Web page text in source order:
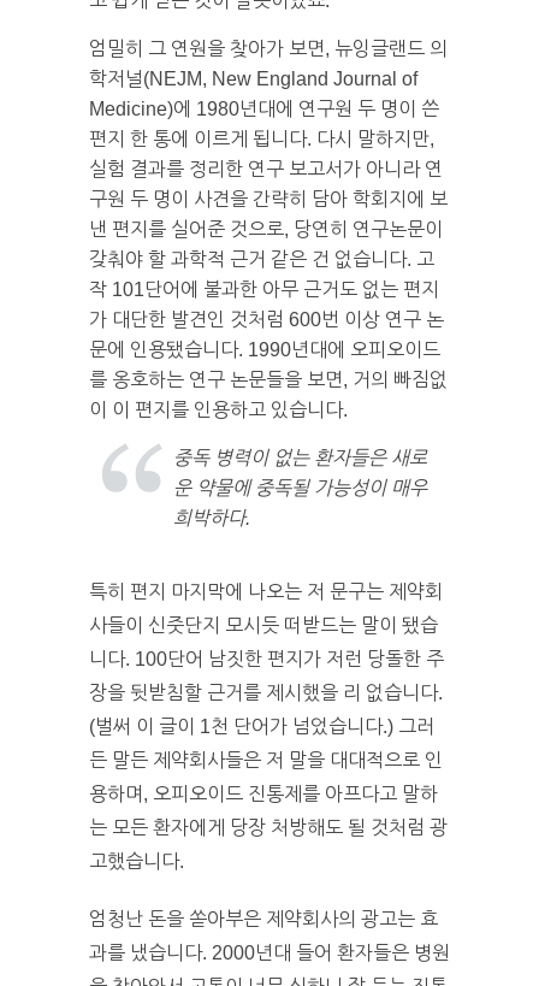
엄밀히 그 연원을 찾아가 보면, 뉴잉글랜드 의
학저널(NEJM, New England Journal of
Medicine)에 1980년대에 연구원 두 명이 쓴
편지 한 통에 이르게 됩니다. 다시 말하지만,
실험 결과를 정리한 연구 보고서가 아니라 연
구원 두 명이 사견을 간략히 담아 학회지에 보
낸 편지를 실어준 것으로, 당연히 연구논문이
갖춰야 할 과학적 근거 같은 건 없습니다. 고
작 101단어에 불과한 아무 근거도 없는 편지
가 대단한 발견인 것처럼 600번 이상 연구 논
문에 인용됐습니다. 1990년대에 오피오이드
를 옹호하는 연구 논문들을 보면, 거의 빠짐없
이 이 편지를 인용하고 있습니다.
중독 병력이 없는 환자들은 새로
운 약물에 중독될 가능성이 매우
희박하다.
특히 편지 마지막에 나오는 저 문구는 제약회
사들이 신줏단지 모시듯 떠받드는 말이 됐습
니다. 100단어 남짓한 편지가 저런 당돌한 주
장을 뒷받침할 근거를 제시했을 리 없습니다.
(벌써 이 글이 1천 단어가 넘었습니다.) 그러
든 말든 제약회사들은 저 말을 대대적으로 인
용하며, 오피오이드 진통제를 아프다고 말하
는 모든 환자에게 당장 처방해도 될 것처럼 광
고했습니다.
엄청난 돈을 쏟아부은 제약회사의 광고는 효
과를 냈습니다. 2000년대 들어 환자들은 병원